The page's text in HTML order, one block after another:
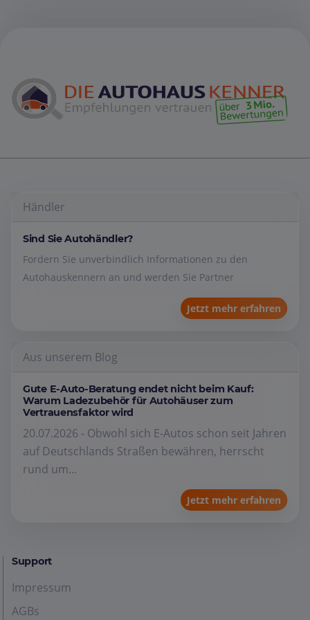
Händler
Sind Sie Autohändler?
Fordern Sie unverbindlich Informationen zu den
Autohauskennern an und werden Sie Partner
Jetzt mehr erfahren
Aus unserem Blog
Gute E-Auto-Beratung endet nicht beim Kauf:
Warum Ladezubehör für Autohäuser zum
Vertrauensfaktor wird
20.07.2026 - Obwohl sich E-Autos schon seit Jahren
auf Deutschlands Straßen bewähren, herrscht
rund um...
Jetzt mehr erfahren
Support
Impressum
AGBs